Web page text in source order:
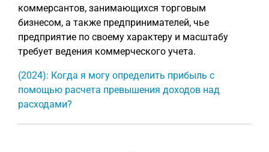
коммерсантов, занимающихся торговым
бизнесом, а также предпринимателей, чье
предприятие по своему характеру и масштабу
требует ведения коммерческого учета.
(2024): Когда я могу определить прибыль с
помощью расчета превышения доходов над
расходами?